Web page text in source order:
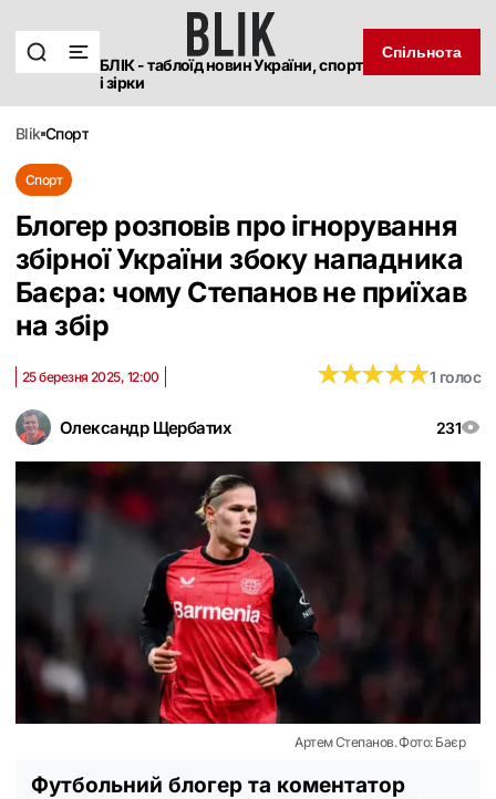
БЛІК - таблоїд новин України, спорт
і зірки
Спільнота
blik спорт
Спорт
Блогер розповів про ігнорування
збірної України збоку нападника
Баєра: чому Степанов не приїхав
на збір
Олександр Щербатих 231
25 березня 2025, 12:00 ★★★★★
★★★★★1 голос
Артем Степанов. Фото: Баєр
Футбольний блогер та коментатор